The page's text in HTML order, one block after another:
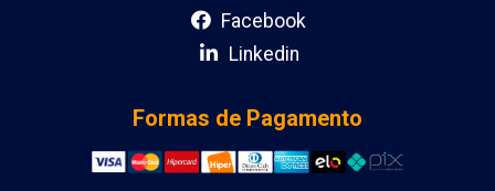
Facebook
Linkedin
Formas de Pagamento